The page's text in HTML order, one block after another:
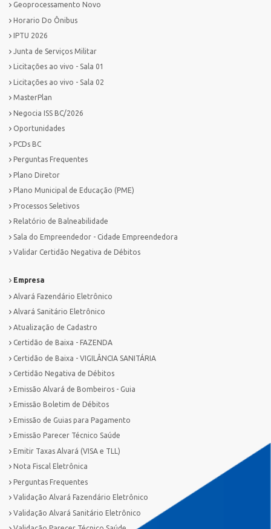
Geoprocessamento Novo
Horario Do Ônibus
IPTU 2026
Junta de Serviços Militar
Licitações ao vivo - Sala 01
Licitações ao vivo - Sala 02
MasterPlan
Negocia ISS BC/2026
Oportunidades
PCDs BC
Perguntas Frequentes
Plano Diretor
Plano Municipal de Educação (PME)
Processos Seletivos
Relatório de Balneabilidade
Sala do Empreendedor - Cidade Empreendedora
Validar Certidão Negativa de Débitos
Empresa
Alvará Fazendário Eletrônico
Alvará Sanitário Eletrônico
Atualização de Cadastro
Certidão de Baixa - FAZENDA
Certidão de Baixa - VIGILÂNCIA SANITÁRIA
Certidão Negativa de Débitos
Emissão Alvará de Bombeiros - Guia
Emissão Boletim de Débitos
Emissão de Guias para Pagamento
Emissão Parecer Técnico Saúde
Emitir Taxas Alvará (VISA e TLL)
Nota Fiscal Eletrônica
Perguntas Frequentes
Validação Alvará Fazendário Eletrônico
Validação Alvará Sanitário Eletrônico